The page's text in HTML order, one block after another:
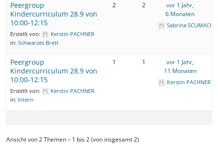
Peergroup
Kindercurriculum 28.9 von
10:00-12:15
Erstellt von:
Kerstin PACHNER
in: Schwarzes Brett
2 2
vor 1 Jahr,
6 Monaten
Sabrina SCUMACI
Peergroup
Kindercurriculum 28.9 von
10:00-12:15
Erstellt von:
Kerstin PACHNER
in: Intern
1 1
vor 1 Jahr,
11 Monaten
Kerstin PACHNER
Ansicht von 2 Themen – 1 bis 2 (von insgesamt 2)